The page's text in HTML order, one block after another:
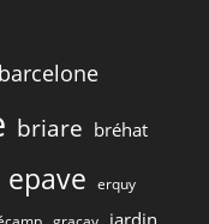
barcelone
briare bréhat
epave erquy
jardin